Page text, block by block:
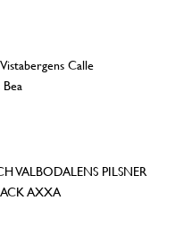
Calle
VALBODALENS PILSNER
AXXA